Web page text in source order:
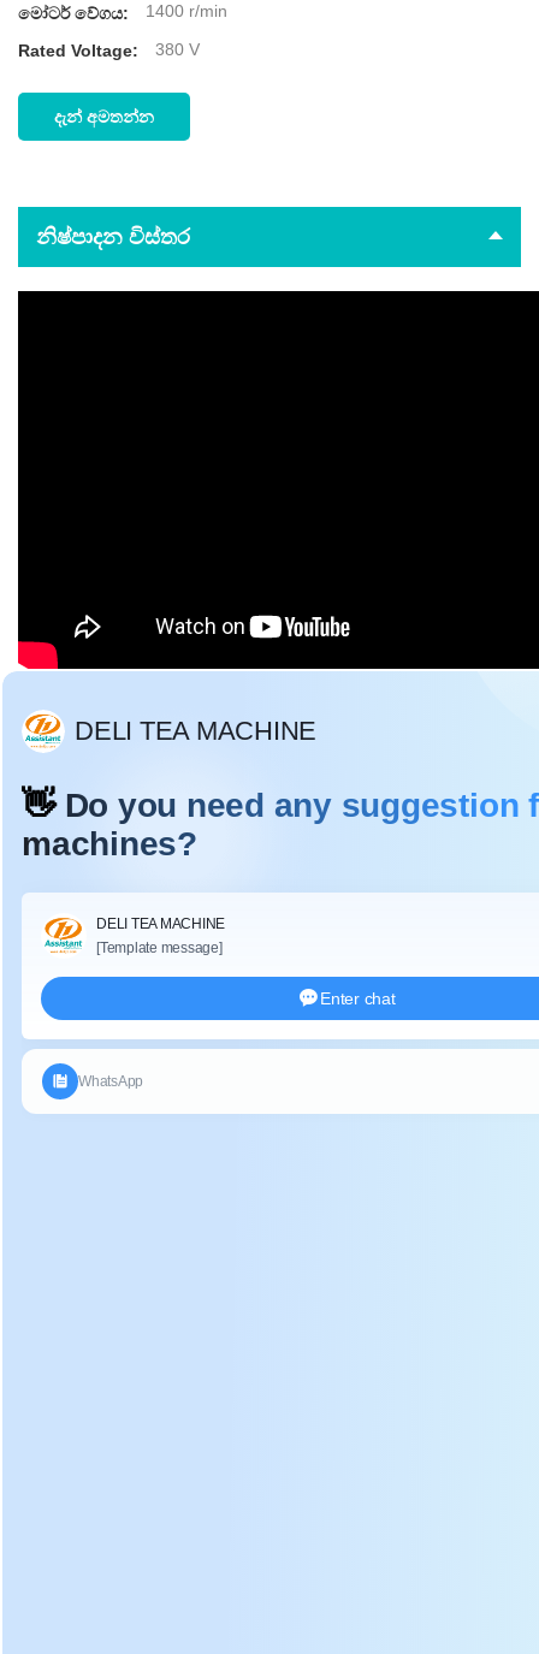
මෝටර් වේගය: 1400 r/min
Rated Voltage: 380 V
දැන් අමතන්න
නිෂ්පාදන විස්තර
ටීea කේක් ගඩොල් මුද්රණ යන්ත්රය බොහොමයක් වර්ගයේ
තේ වර්ගයක් ලෙස පූර් තේ, ගඩොල් තේ, කේක් තේ සහ
අනෙකුත් තේ, කේක් තේ, මුද්රණාලේ, බෝල් තේ, තේ වඩාත්
සංයුක්ත වන අතර තේවල හැඩය හොඳය. මෙම යන්ත්රය
වැඩකරන ස්ථානය 2 ක්,ස්වයංක්රීය හයිඩ්රොලික් පාලක
ක්රමවේදය භාවිතා කරන අතර, තේ කේක් ගඩොල් නිෂ්පාදන
ලක්ෂණ:
1. සංයුක්ත නිර්මාණය, විශාල වටකුරු පෙනුම, චලනය වන
පහළ රෝදය සමග, සමස්ත පෙනුම ලස්සන හා ප්රායෝගික;